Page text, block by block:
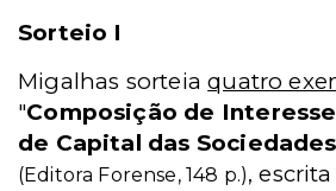
Sorteio I
Migalhas sorteiaquatro
"Composição de
de Capital das
(Editora Forense, 148 p.),